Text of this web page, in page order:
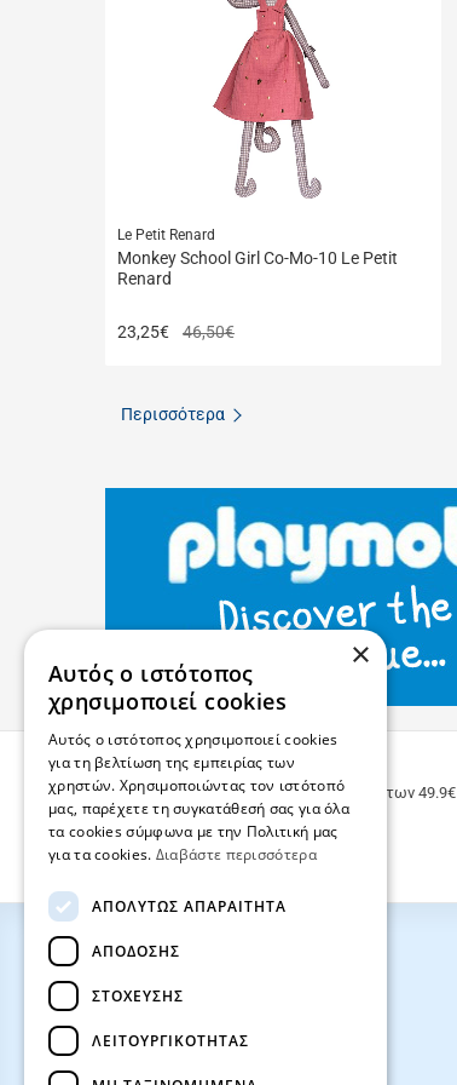
Le Petit Renard
Monkey School Girl Co-Mo-10 Le Petit
Renard
23,25€ 46,50€
Περισσότερα
ΔΩΡΕΑΝ ΜΕΤΑΦΟΡΙΚΑ
Δωρεάν μεταφορικά για παραγγελίες άνω των 49.9€
ΣΧΟΛΙΚΕΣ ΤΣΑΝΤΕΣ
×
Αυτός ο ιστότοπος
χρησιμοποιεί cookies
Αυτός ο ιστότοπος χρησιμοποιεί cookies
για τη βελτίωση της εμπειρίας των
χρηστών. Χρησιμοποιώντας τον ιστότοπό
μας, παρέχετε τη συγκατάθεσή σας για όλα
τα cookies σύμφωνα με την Πολιτική μας
για τα cookies. Διαβάστε περισσότερα
ΑΠΟΛΎΤΩΣ ΑΠΑΡΑΊΤΗΤΑ
ΑΠΌΔΟΣΗΣ
ΣΤΌΧΕΥΣΗΣ
ΛΕΙΤΟΥΡΓΙΚΌΤΗΤΑΣ